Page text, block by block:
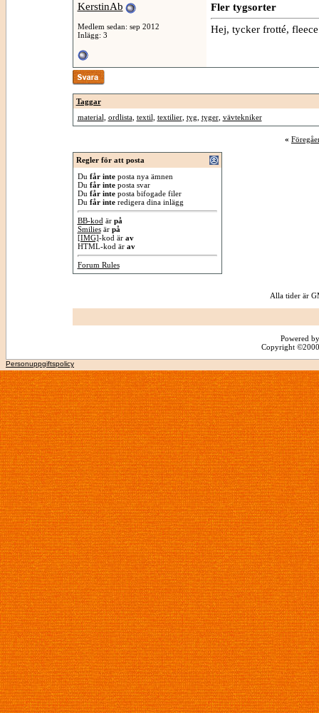
KerstinAb
Medlem sedan: sep 2012
Inlägg: 3
Fler tygsorter
Hej, tycker frotté,
Taggar
material ordlista, textil textilier, tyg tyger, vävtekniker
«
Regler för att posta
Du får inteposta nya ämnen
Du får inteposta svar
Du får inteposta bifogade filer
Du får interedigera dina inlägg
BB-kod är på
Smiliesär på
[IMG]-kod är av
HTML-kod är av
Forum Rules
Alla tider är
Powered
Copyright
Personuppgiftspolicy